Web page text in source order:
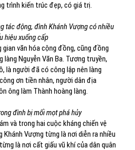
trình kiến trúc đẹp, có giá trị.
tác động, đình Khánh Vượng có nhiều
hiệu xuống cấp
gian văn hóa cộng đồng, cũng đồng
Nguyễn Văn Ba. Tương truyền,
là người đã có công lập nên làng
ơn tiền nhân, người dân địa
ông làm Thành hoàng làng.
đình bị mối mọt phá hủy
và trong hai cuộc kháng chiến vệ
Vượng từng là nơi diễn ra nhiều
là nơi cất giấu vũ khí của dân quân